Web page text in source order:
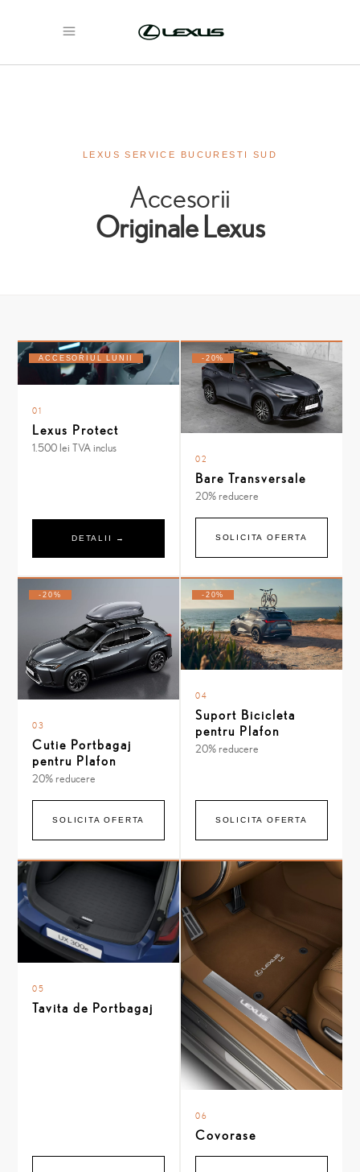
LEXUS SERVICE BUCURESTI SUD
Accesorii
Originale Lexus
ACCESORIUL LUNII
01
Lexus Protect
1.500 lei TVA inclus
DETALII →
-20%
02
Bare Transversale
20% reducere
SOLICITA OFERTA
-20%
03
Cutie Portbagaj
pentru Plafon
20% reducere
SOLICITA OFERTA
-20%
04
Suport Bicicleta
pentru Plafon
20% reducere
SOLICITA OFERTA
05
Tavita de Portbagaj
06
Covorase